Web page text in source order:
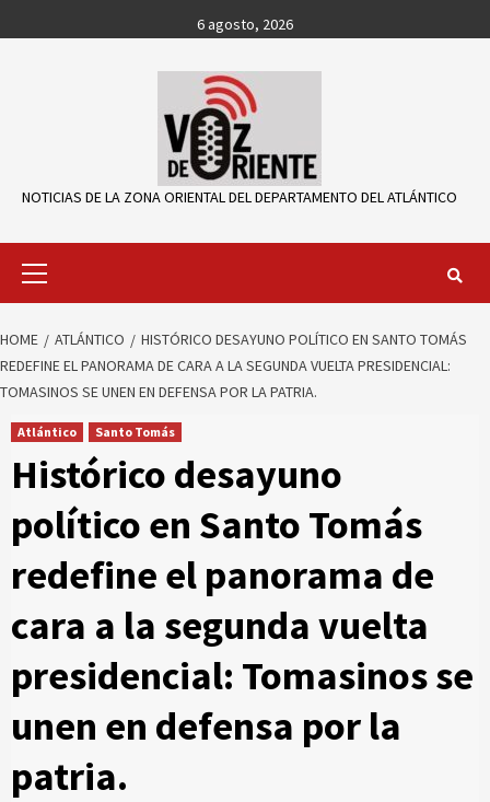
to
6 agosto, 2026
NOTICIAS DE LA ZONA ORIENTAL DEL DEPARTAMENTO DEL ATLÁNTICO
Primary
HOME ATLÁNTICO
HISTÓRICO DESAYUNO POLÍTICO EN SANTO TOMÁS
REDEFINE EL PANORAMA DE CARA A LA SEGUNDA VUELTA PRESIDENCIAL:
TOMASINOS SE UNEN EN DEFENSA POR LA PATRIA.
Atlántico Santo Tomás
Histórico desayuno
político en Santo Tomás
redefine el panorama de
cara a la segunda vuelta
presidencial: Tomasinos se
unen en defensa por la
patria.